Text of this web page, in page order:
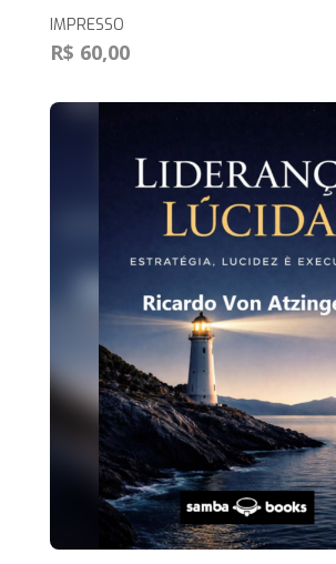
IMPRESSO
R$ 60,00